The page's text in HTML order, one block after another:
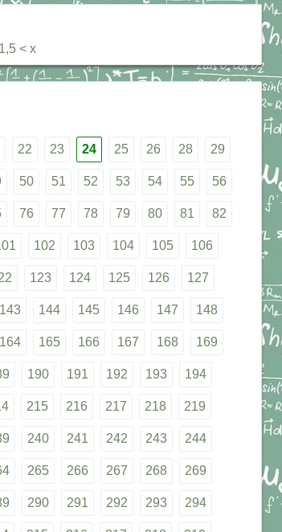
< х
22 23 24 25 26 28 29
50 51 52 53 54 55 56
76 77 78 79 80 81 82
102 103 104 105 106
123 124 125 126 127
143 144 145 146 147 148
164 165 166 167 168 169
190 191 192 193 194
215 216 217 218 219
240 241 242 243 244
265 266 267 268 269
290 291 292 293 294